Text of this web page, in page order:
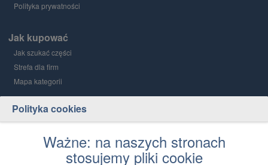
Polityka cookies
Ważne: na naszych stronach
stosujemy pliki cookie
Polityka prywatności
Jak kupować
Jak szukać części
Strefa dla firm
Mapa kategorii
Grupa PGD i Holding 1